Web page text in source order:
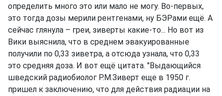
определить много это или мало не могу. Во-первых,
это тогда дозы мерили рентгенами, ну БЭРами ещё. А
сейчас глянула – греи, зиверты какие-то... Но вот из
Вики выяснила, что в среднем эвакуированные
получили по 0,33 зиветра, а отсюда узнала, что 0,33
это средняя доза. И вот ещё цитата. "Выдающийся
шведский радиобиолог Р.М.Зиверт еще в 1950 г.
пришел к заключению, что для действия радиации на